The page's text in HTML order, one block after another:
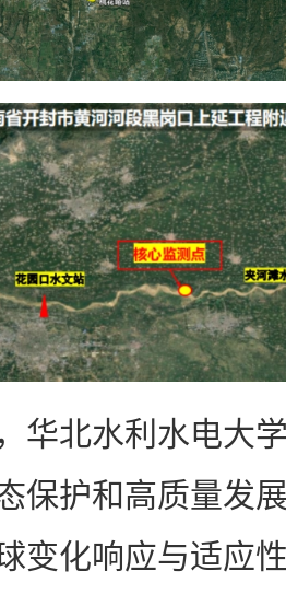
北水利水电大学
保护和高质量发
变化响应与适应